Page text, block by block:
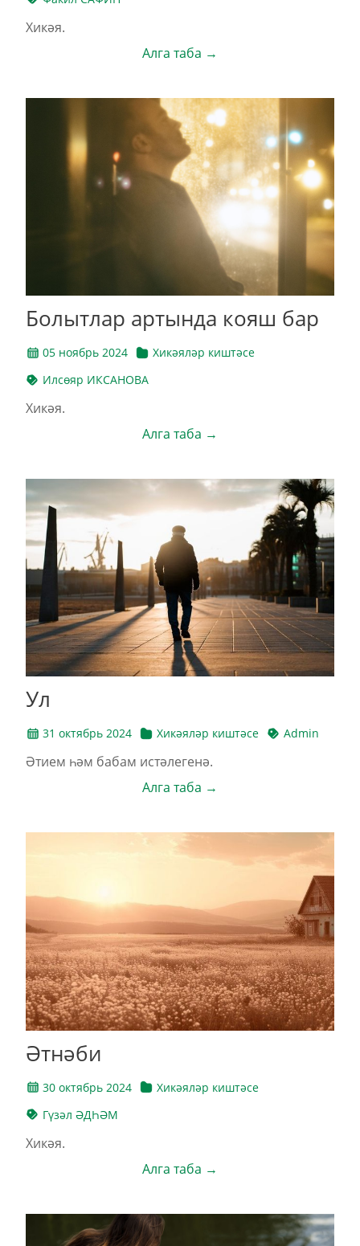
Хикәя.
Алга таба →
Бо­лыт­лар ар­тын­да ко­яш бар
05 ноябрь 2024
Хикәяләр киштәсе
Илсөяр ИКСАНОВА
Хикәя.
Алга таба →
Ул
31 октябрь 2024 Хикәяләр киштәсе Admin
Әти­ем һәм ба­бам ис­тә­ле­ге­нә.
Алга таба →
Әтнәби
30 октябрь 2024
Хикәяләр киштәсе
Гүзәл ӘДҺӘМ
Хикәя.
Алга таба →